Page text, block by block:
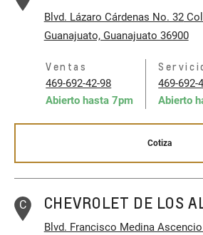
Blvd. Lázaro Cárdenas No. 32
Guanajuato, Guanajuato 36900
Ventas
469-692-42-98
Abierto hasta7pm
469-692-
Abierto
Cotiza
C CHEVROLET DE LOS
Blvd. Francisco Medina